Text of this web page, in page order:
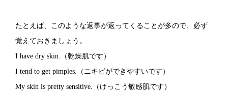
たとえば、このような返事が返ってくることが多ので、必ず
覚えておきましょう。
I have dry skin.（乾燥肌です）
I tend to get pimples.（ニキビができやすいです）
My skin is pretty sensitive.（けっこう敏感肌です）